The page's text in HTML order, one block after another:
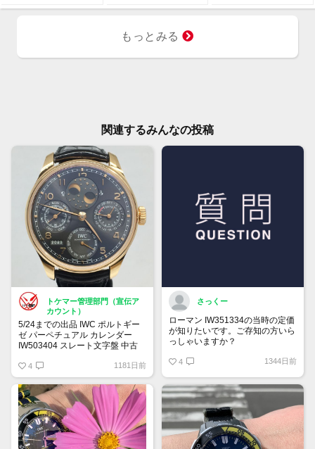
もっとみる
関連するみんなの投稿
トケマー管理部門（宣伝ア
カウント）
5/24までの出品 IWC ポルトギー
ゼ パーペチュアル カレンダー
IW503404 スレート文字盤 中古
販売価格:2,580,000円（2023年5
月15日13時10分現在）
4 1181日前
さっくー
ローマン IW351334の当時の定価
が知りたいです。ご存知の方いら
っしゃいますか？
4 1344日前